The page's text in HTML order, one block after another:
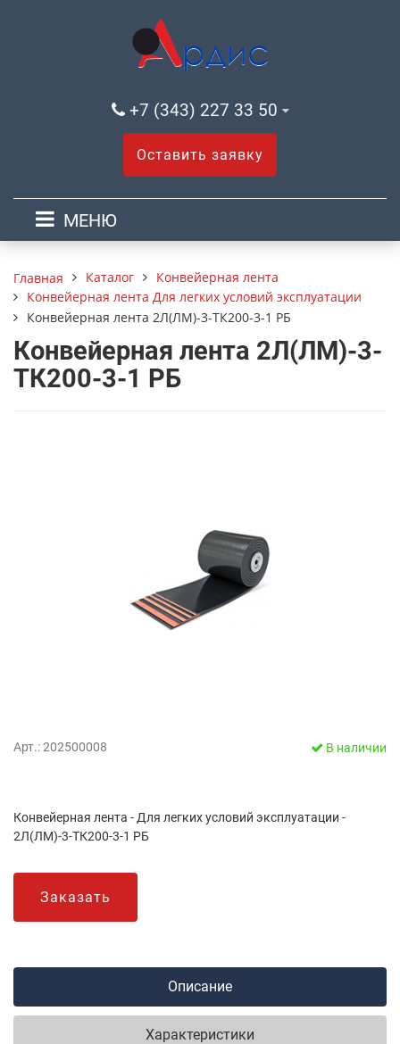
+7 (343) 227 33 50
Оставить заявку
МЕНЮ
Главная Каталог
Конвейерная лента
Конвейерная лента Для легких условий эксплуатации
Конвейерная лента 2Л(ЛМ)-3-ТК200-3-1 РБ
Конвейерная лента 2Л(ЛМ)-3-
ТК200-3-1 РБ
Арт.: 202500008 В наличии
Конвейерная лента - Для легких условий эксплуатации -
2Л(ЛМ)-3-ТК200-3-1 РБ
Заказать
Описание
Характеристики